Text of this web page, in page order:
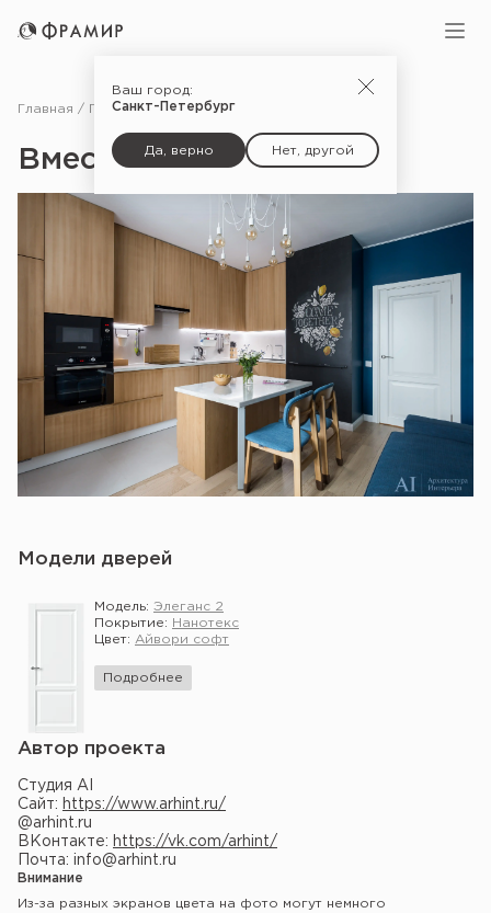
Ваш город:
Санкт-Петербург
Да, верно Нет, другой
Главная Портфолио Вместе лучше
Вместе лучше
Модели дверей
Модель: Элеганс 2
Покрытие:
Нанотекс
Цвет: Айвори софт
Подробнее
Автор проекта
Студия AI
Сайт: https://www.arhint.ru/
@arhint.ru
ВКонтакте: https://vk.com/arhint/
Почта: info@arhint.ru
Внимание
Из-за разных экранов цвета на фото могут немного